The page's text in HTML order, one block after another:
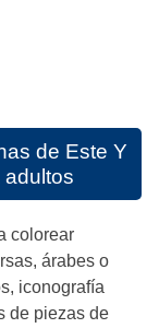
de Este Y
adultos
colorear
árabes o
iconografía
de piezas de